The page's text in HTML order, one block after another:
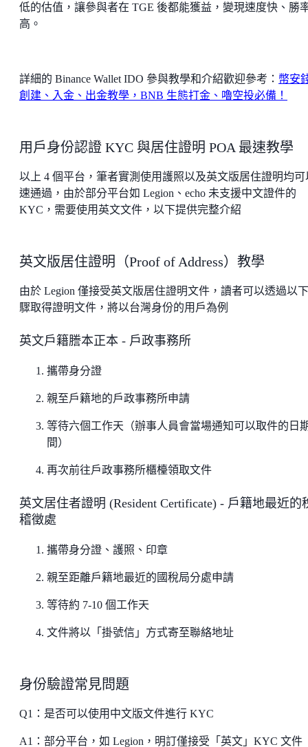
低的估值，讓參與者在 TGE 後都能獲益，變現速度快、勝
高。
詳細的 Binance Wallet IDO 參與教學和介紹歡迎參考： 幣安
創建、入金、出金教學，BNB 生態打金、嚕空投必備！
用戶身份認證 KYC 與居住證明 POA 最速教學
以上 4 個平台，筆者實測使用護照以及英文版居住證明均可
速通過，由於部分平台如 Legion、echo 未支援中文證件的
KYC，需要使用英文文件，以下提供完整介紹
英文版居住證明（Proof of Address）教學
由於 Legion 僅接受英文版居住證明文件，讀者可以透過以
驟取得證明文件，將以台灣身份的用戶為例
英文戶籍謄本正本 - 戶政事務所
攜帶身分證
親至戶籍地的戶政事務所申請
等待六個工作天（辦事人員會當場通知可以取件的日
間）
再次前往戶政事務所櫃檯領取文件
英文居住者證明 (Resident Certificate) - 戶籍地最近的
稽徵處
攜帶身分證、護照、印章
親至距離戶籍地最近的國稅局分處申請
等待約 7-10 個工作天
文件將以「掛號信」方式寄至聯絡地址
身份驗證常見問題
Q1：是否可以使用中文版文件進行 KYC
A1：部分平台，如 Legion，明訂僅接受「英文」KYC 文件